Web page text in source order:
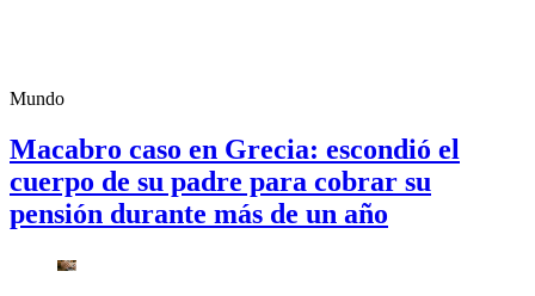
Mundo
Macabro caso en Grecia: escondió el
cuerpo de su padre para cobrar su
pensión durante más de un año